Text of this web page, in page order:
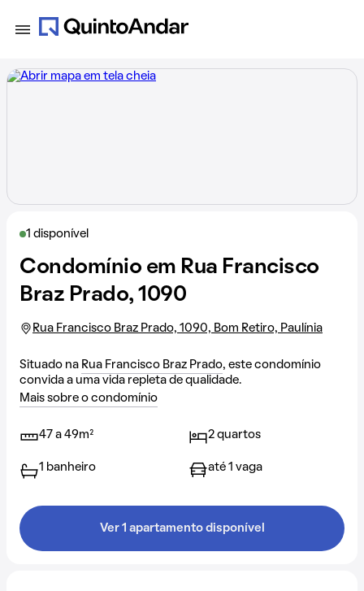
1 disponível
Condomínio em Rua Francisco
Braz Prado, 1090
Rua Francisco Braz Prado, 1090, Bom Retiro, Paulínia
Situado na Rua Francisco Braz Prado, este condomínio
convida a uma vida repleta de qualidade.
Mais sobre o condomínio
47 a 49m² 2 quartos
1 banheiro até 1 vaga
Ver 1 apartamento disponível